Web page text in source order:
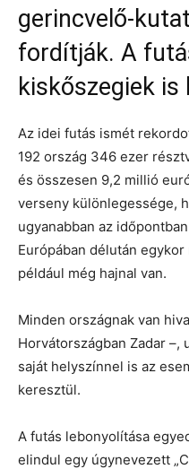
gerincvelő-
fordítják. A
kiskőszegiek is
Az idei futás ismét
192 ország 346 ezer
és összesen 9,2 millió
verseny különlegessége,
ugyanabban az
Európában délután
például még hajnal van.
Minden országnak van
Horvátországban Zadar
saját helyszínnel is az
keresztül.
A futás lebonyolítása
elindul egy úgynevezett